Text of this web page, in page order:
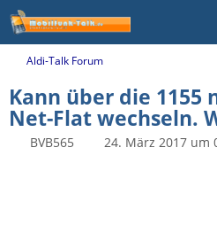
Aldi-Talk Forum
Kann über die 1155
Net-Flat wechseln.
BVB565 24. März 2017 um